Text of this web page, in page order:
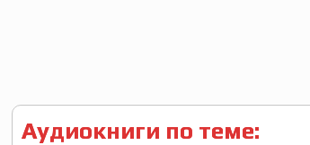
Аудиокниги по теме: